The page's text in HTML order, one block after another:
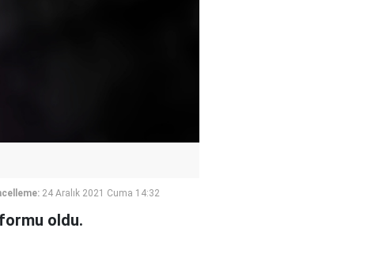
24 Aralık 2021 Cuma 14:32
oldu.